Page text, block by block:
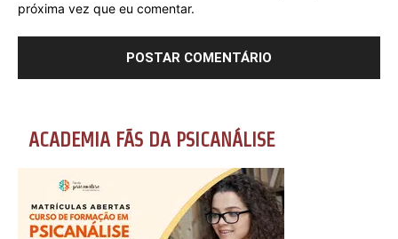
próxima vez que eu comentar.
ACADEMIA FÃS DA PSICANÁLISE